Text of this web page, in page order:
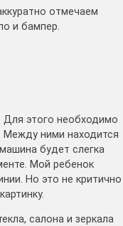
отмечаем
и бампер.
Для этого необходимо
Между ними находится
будет слегка
Мой ребенок
Но это не критично
салона и зеркала